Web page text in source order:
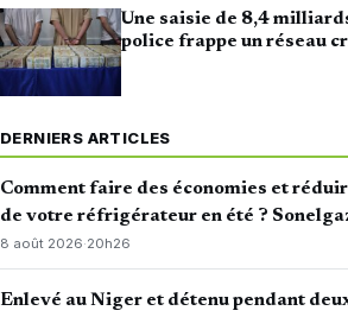
Une saisie de 8,4
police frappe un réseau
DERNIERS ARTICLES
Comment faire des économies et
de votre réfrigérateur en été ?
8 août 2026·20h26
Enlevé au Niger et détenu pendant